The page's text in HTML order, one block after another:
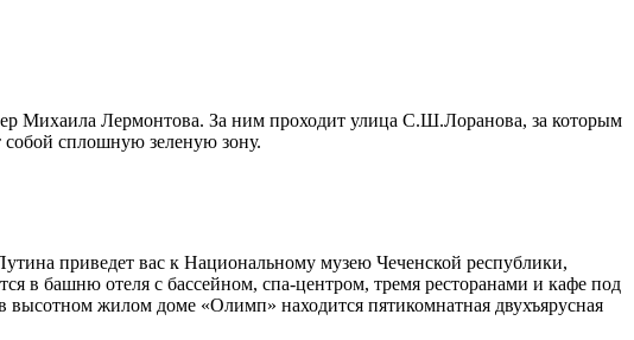
Михаила Лермонтова. За ним проходит улица С.Ш.Лоранова, за которым
собой сплошную зеленую зону.
приведет вас к Национальному музею Чеченской республики,
в башню отеля с бассейном, спа-центром, тремя ресторанами и кафе под
жилом доме «Олимп» находится пятикомнатная двухъярусная